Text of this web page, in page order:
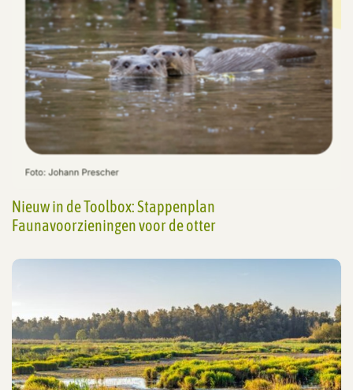
Nieuw in de Toolbox: Stappenplan
Faunavoorzieningen voor de otter